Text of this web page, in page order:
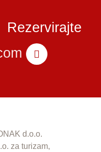
d.o.o.
za turizam,